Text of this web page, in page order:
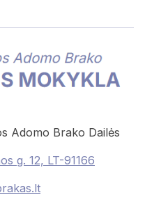
Adomo Brako Dailės
g. 12, LT-91166